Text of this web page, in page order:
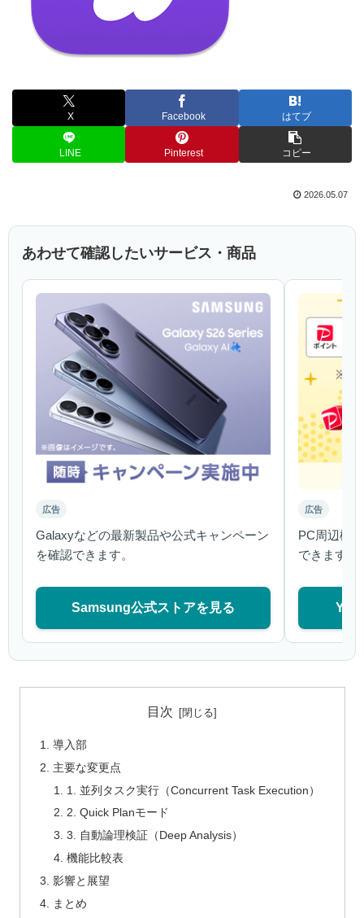
X Facebook はてブ
LINE Pinterest コピー
2026.05.07
あわせて確認したいサービス・商品
広告
Galaxyなどの最新製品や公式キャンペーン
を確認できます。
Samsung公式ストアを見る
広告
PC周辺機
できます。
目次
導入部
主要な変更点
1. 並列タスク実行（Concurrent Task Execution）
2. Quick Planモード
3. 自動論理検証（Deep Analysis）
機能比較表
影響と展望
まとめ